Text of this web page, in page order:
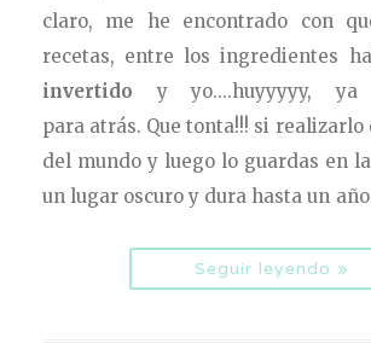
claro, me he encontrado con
recetas, entre los ingredientes
invertido y yo....huyyyyy, ya
para atrás. Que tonta!!! si
del mundo y luego lo guardas en
un lugar oscuro y dura hasta un
Seguir leyendo »